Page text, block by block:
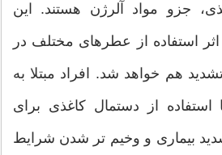
جزو مواد آلرژن هستند. این
استفاده از عطرهای مختلف در
هم خواهد شد. افراد مبتلا به
استفاده از دستمال کاغذی برای
بیماری و وخیم تر شدن شرایط